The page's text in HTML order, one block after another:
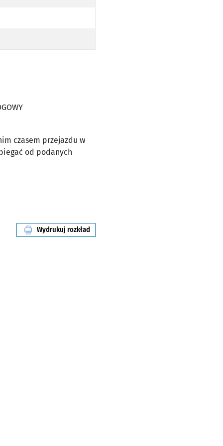
czasem przejazdu w
od podanych
Wydrukuj rozkład
linii nr 6